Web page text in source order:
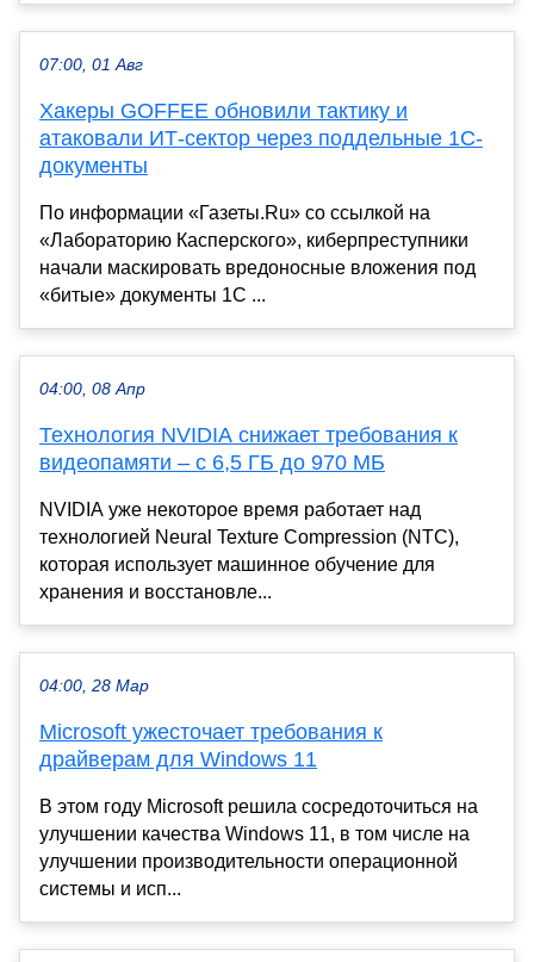
07:00, 01 Авг
Хакеры GOFFEE обновили тактику и
атаковали ИТ-сектор через поддельные 1С-
документы
По информации «Газеты.Ru» со ссылкой на
«Лабораторию Касперского», киберпреступники
начали маскировать вредоносные вложения под
«битые» документы 1С ...
04:00, 08 Апр
Технология NVIDIA снижает требования к
видеопамяти – с 6,5 ГБ до 970 МБ
NVIDIA уже некоторое время работает над
технологией Neural Texture Compression (NTC),
которая использует машинное обучение для
хранения и восстановле...
04:00, 28 Мар
Microsoft ужесточает требования к
драйверам для Windows 11
В этом году Microsoft решила сосредоточиться на
улучшении качества Windows 11, в том числе на
улучшении производительности операционной
системы и исп...